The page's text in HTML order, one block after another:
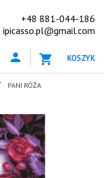
+48 881-044-186
ipicasso.pl@gmail.com
KOSZYK
PANI RÓŻA